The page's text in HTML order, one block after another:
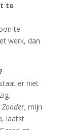
te
te
werk, dan
er niet
Zonder, mijn
laatst